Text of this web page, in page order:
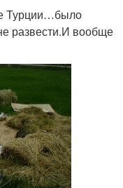
Турции…было
развести.И вообще